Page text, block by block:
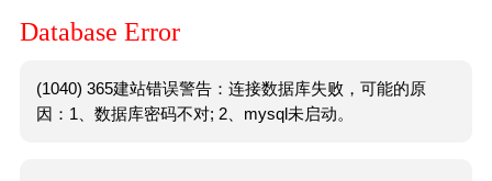
Database Error
(1040) 365建站错误警告：连接数据库失败，可能的原
因：1、数据库密码不对; 2、mysql未启动。